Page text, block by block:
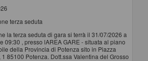
terza seduta
la terza seduta di gara si terrà il 31/07/2026 a
09:30 , presso lAREA GARE - situata al piano
della Provincia di Potenza sito in Piazza
85100 Potenza. Dott.ssa Valentina del Grosso